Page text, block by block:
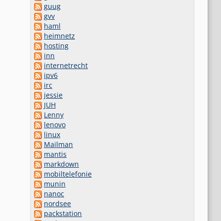
guug
gvv
haml
heimnetz
hosting
inn
internetrecht
ipv6
irc
jessie
JUH
Lenny
lenovo
linux
Mailman
mantis
markdown
mobiltelefonie
munin
nanoc
nordsee
packstation